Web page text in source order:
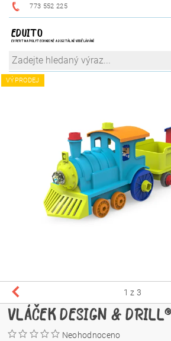
773 552 225
EDUITO
EXPERT NA POLYTECHNICKÉ A DIGITÁLNÍ VZDĚLÁVÁNÍ
VÝPRODEJ
1 z 3
VLÁČEK DESIGN &
Neohodnoceno